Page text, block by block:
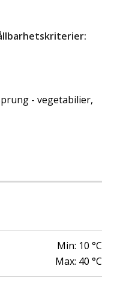
- vegetabilier,
Min: 10 °C
Max: 40 °C